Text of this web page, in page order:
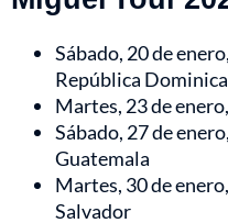
Sábado, 20 de
República
Martes, 23 de
Sábado, 27 de
Guatemala
Martes, 30 de
Salvador